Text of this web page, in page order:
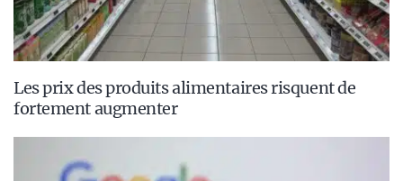
Les prix des produits alimentaires risquent de
fortement augmenter